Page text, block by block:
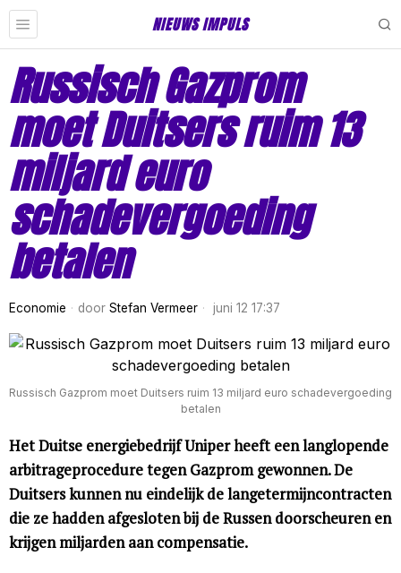
NIEUWS IMPULS
Russisch Gazprom
moet Duitsers ruim 13
miljard euro
schadevergoeding
betalen
Economie door Stefan Vermeer juni 12 17:37
Russisch Gazprom moet Duitsers ruim 13 miljard euro schadevergoeding
betalen
Het Duitse energiebedrijf Uniper heeft een langlopende
arbitrageprocedure tegen Gazprom gewonnen. De
Duitsers kunnen nu eindelijk de langetermijncontracten
die ze hadden afgesloten bij de Russen doorscheuren en
krijgen miljarden aan compensatie.